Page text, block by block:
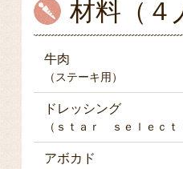
材料（４
牛肉
（ステーキ用）
ドレッシング
（ｓｔａｒ ｓｅｌｅｃｔ
アボカド